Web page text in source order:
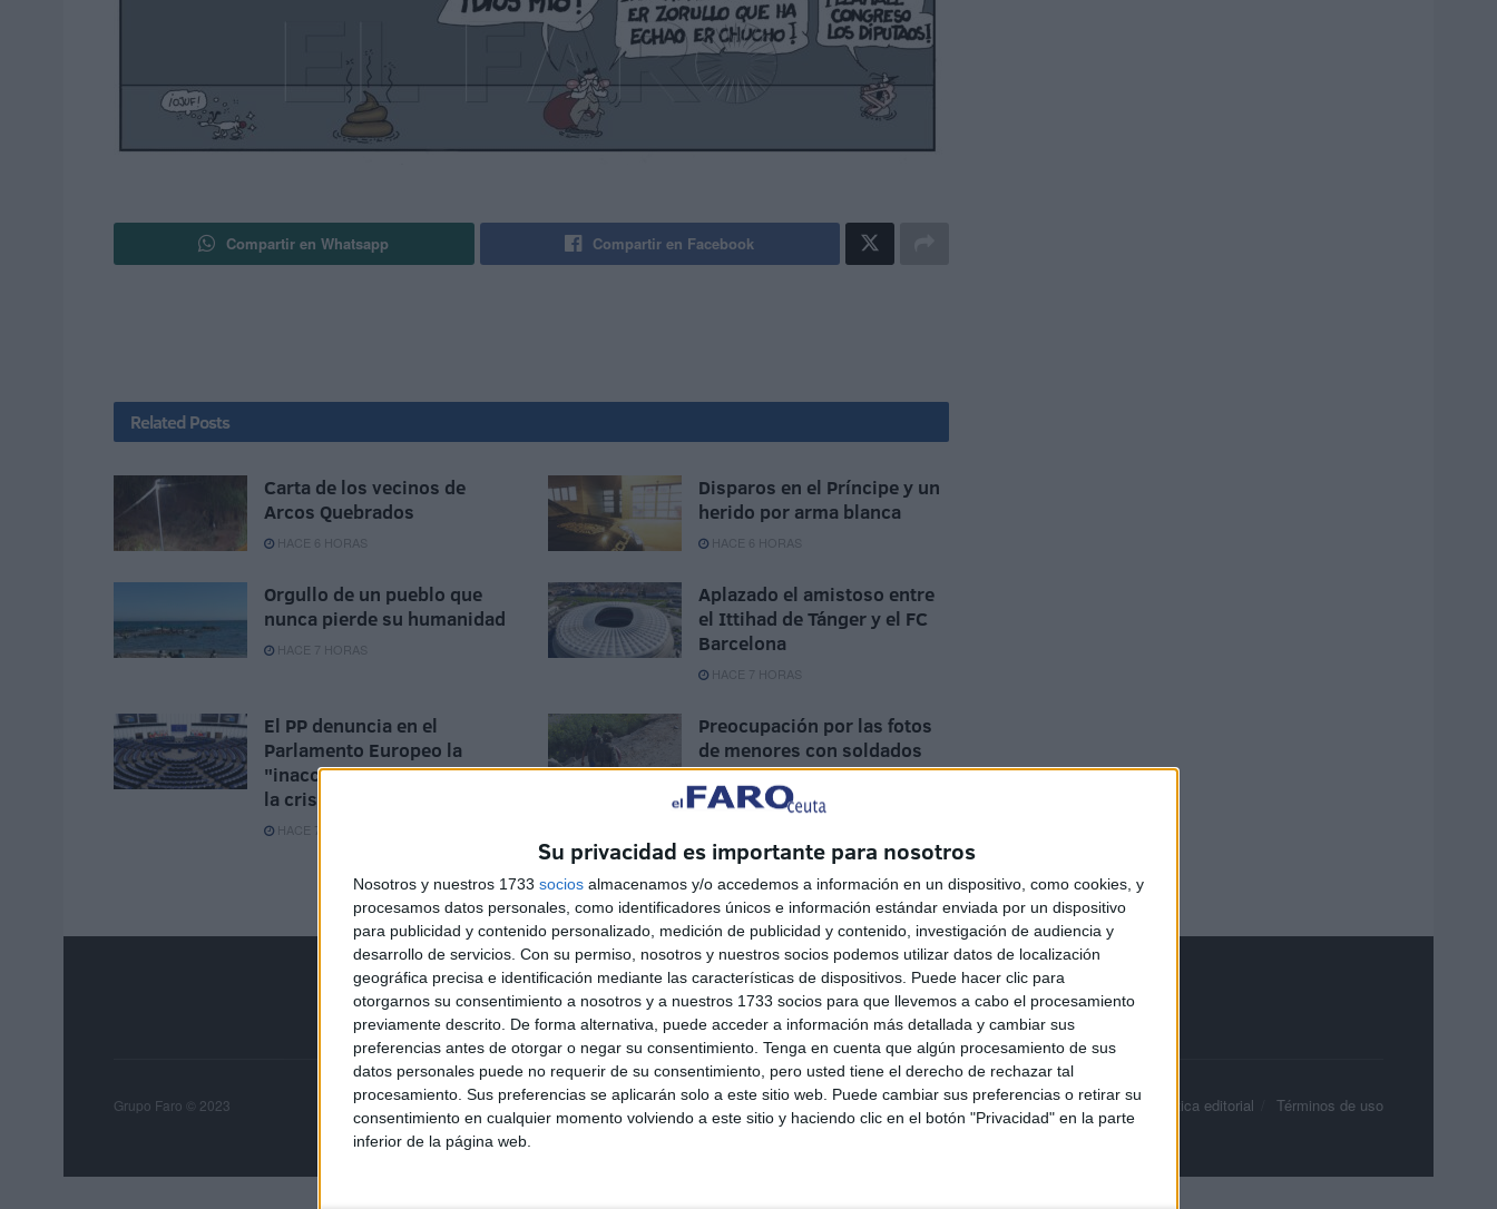
Su privacidad es importante para nosotros
Nosotros y nuestros 1733 socios almacenamos y/o accedemos a información en un dispositivo, como cookies, y
procesamos datos personales, como identificadores únicos e información estándar enviada por un dispositivo
para publicidad y contenido personalizado, medición de publicidad y contenido, investigación de audiencia y
desarrollo de servicios. Con su permiso, nosotros y nuestros socios podemos utilizar datos de localización
geográfica precisa e identificación mediante las características de dispositivos. Puede hacer clic para
otorgarnos su consentimiento a nosotros y a nuestros 1733 socios para que llevemos a cabo el procesamiento
previamente descrito. De forma alternativa, puede acceder a información más detallada y cambiar sus
preferencias antes de otorgar o negar su consentimiento. Tenga en cuenta que algún procesamiento de sus
datos personales puede no requerir de su consentimiento, pero usted tiene el derecho de rechazar tal
procesamiento. Sus preferencias se aplicarán solo a este sitio web. Puede cambiar sus preferencias o retirar su
consentimiento en cualquier momento volviendo a este sitio y haciendo clic en el botón "Privacidad" en la parte
inferior de la página web.
Compartir en Whatsapp Compartir en Facebook
Related Posts
Carta de los vecinos de
Arcos Quebrados
HACE 6 HORAS
Disparos en el Príncipe y un
herido por arma blanca
HACE 6 HORAS
Orgullo de un pueblo que
nunca pierde su humanidad
HACE 7 HORAS
Aplazado el amistoso entre
el Ittihad de Tánger y el FC
Barcelona
HACE 7 HORAS
El PP denuncia en el
Parlamento Europeo la
"inacción" de Sánchez ante
la crisis de Ceuta
HACE 7 HORAS
Preocupación por las fotos
de menores con soldados
trasladados a la frontera
HACE 8 HORAS
Grupo Faro Publicidad Contacto Aviso legal – Protección de datos Política de cookies Política de privacidad Política editorial Términos de uso
Grupo Faro © 2023